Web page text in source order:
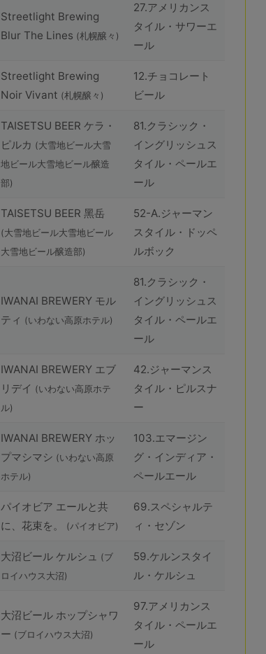
Streetlight Brewing
Blur The Lines (札幌醸々)
27.アメリカンス
タイル・サワーエ
ール
Streetlight Brewing
Noir Vivant (札幌醸々)
12.チョコレート
ビール
TAISETSU BEER ケラ・
ピルカ (⼤雪地ビール⼤雪
地ビール⼤雪地ビール醸造
部)
81.クラシック・
イングリッシュス
タイル・ペールエ
ール
TAISETSU BEER ⿊岳
(⼤雪地ビール⼤雪地ビール
⼤雪地ビール醸造部)
52-A.ジャーマン
スタイル・ドッペ
ルボック
IWANAI BREWERY モル
ティ (いわない高原ホテル)
81.クラシック・
イングリッシュス
タイル・ペールエ
ール
IWANAI BREWERY エブ
リデイ (いわない高原ホテ
ル)
42.ジャーマンス
タイル・ピルスナ
ー
IWANAI BREWERY ホッ
プマシマシ (いわない高原
ホテル)
103.エマージン
グ・インディア・
ペールエール
パイオビア エールと共
に、花束を。
(パイオビア)
69.スペシャルテ
ィ・セゾン
⼤沼ビール ケルシュ (ブ
ロイハウス⼤沼)
59.ケルンスタイ
ル・ケルシュ
⼤沼ビール ホップシャワ
ー (ブロイハウス⼤沼)
97.アメリカンス
タイル・ペールエ
ール